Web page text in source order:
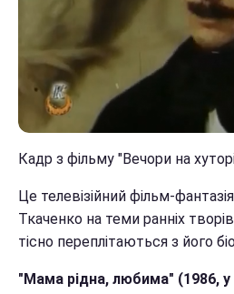
Кадр з фільму "Вечори на
Це телевізійний фільм-
Ткаченко на теми ранніх
тісно переплітаються з його
"Мама рідна, любима" (1986, у